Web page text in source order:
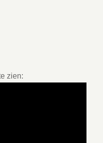
zien: